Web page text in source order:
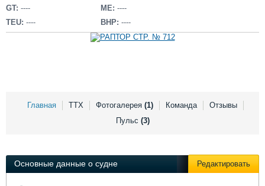
Новости
Компании
Репутация
Продажа флота
Оборудование
Изделия
Личности
Флот
Форум
GT: ----
TEU: ----
ME: ----
BHP: ----
Главная ТТХ Фотогалерея (1) Команда
Отзывы
Пульс (3)
Основные данные о судне Редактировать